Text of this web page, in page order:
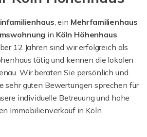
, ein Mehrfamilienhaus
in Köln Höhenhaus
12 Jahren sind wir erfolgreich als
tätig und kennen die lokalen
Wir beraten Sie persönlich und
sehr guten Bewertungen sprechen für
individuelle Betreuung und hohe
Immobilienverkauf in Köln